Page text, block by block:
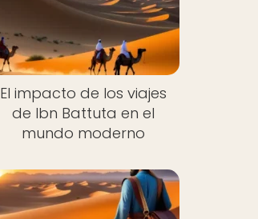
El impacto de los viajes
de Ibn Battuta en el
mundo moderno